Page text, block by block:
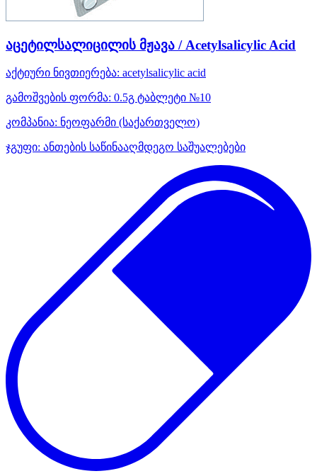
აცეტილსალიცილის მჟავა / Acetylsalicylic Acid
აქტიური ნივთიერება: acetylsalicylic acid
გამოშვების ფორმა: 0.5გ ტაბლეტი №10
კომპანია: ნეოფარმი (საქართველო)
ჯგუფი: ანთების საწინააღმდეგო საშუალებები